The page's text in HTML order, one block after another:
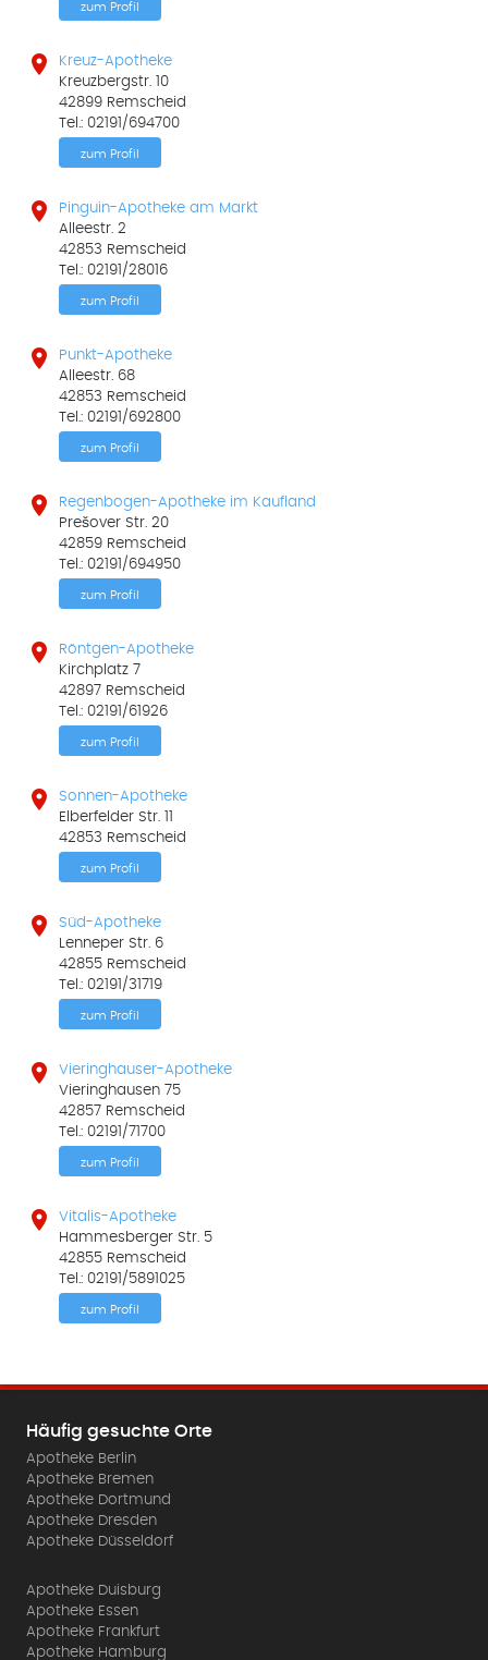
zum Profil

Kreuz-Apotheke
Kreuzbergstr. 10
42899 Remscheid
Tel.: 02191/694700
zum Profil

Pinguin-Apotheke am Markt
Alleestr. 2
42853 Remscheid
Tel.: 02191/28016
zum Profil

Punkt-Apotheke
Alleestr. 68
42853 Remscheid
Tel.: 02191/692800
zum Profil

Regenbogen-Apotheke im Kaufland
Prešover Str. 20
42859 Remscheid
Tel.: 02191/694950
zum Profil

Röntgen-Apotheke
Kirchplatz 7
42897 Remscheid
Tel.: 02191/61926
zum Profil

Sonnen-Apotheke
Elberfelder Str. 11
42853 Remscheid
zum Profil

Süd-Apotheke
Lenneper Str. 6
42855 Remscheid
Tel.: 02191/31719
zum Profil

Vieringhauser-Apotheke
Vieringhausen 75
42857 Remscheid
Tel.: 02191/71700
zum Profil

Vitalis-Apotheke
Hammesberger Str. 5
42855 Remscheid
Tel.: 02191/5891025
zum Profil
Häufig gesuchte Orte
Apotheke Berlin
Apotheke Bremen
Apotheke Dortmund
Apotheke Dresden
Apotheke Düsseldorf
Apotheke Duisburg
Apotheke Essen
Apotheke Frankfurt
Apotheke Hamburg